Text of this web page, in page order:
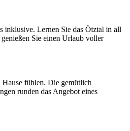
inklusive. Lernen Sie das Ötztal in all
Sie einen Urlaub voller
fühlen. Die gemütlich
runden das Angebot eines